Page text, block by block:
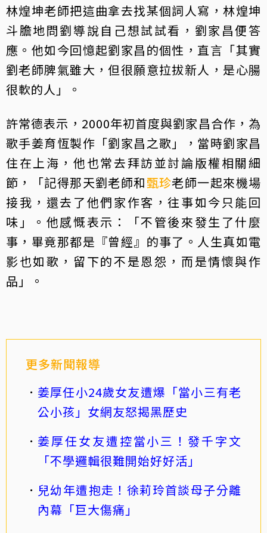
林煌坤老師把這曲拿去找某個詞人寫，林煌坤
斗膽地問劉導說自己想試試看，劉家昌便答
應。他如今回憶起劉家昌的個性，直言「其實
劉老師脾氣雖大，但很願意拉拔新人，是心腸
很軟的人」。
許常德表示，2000年初首度與劉家昌合作，為
歌手姜育恆製作「劉家昌之歌」，當時劉家昌
住在上海，他也常去拜訪並討論版權相關細
節，「記得那天劉老師和甄珍老師一起來機場
接我，還去了他們家作客，往事如今只能回
味」。他感慨表示：「不管後來發生了什麼
事，畢竟那都是『曾經』的事了。人生真如電
影也如歌，留下的不是恩怨，而是情懷與作
品」。
更多新聞報導
姜厚任小24歲女友遭爆「當小三有老
公小孩」女網友怒揭黑歷史
姜厚任女友遭控當小三！發千字文
「不學邏輯很難開始好好活」
兒幼年遭抱走！徐莉玲首談母子分離
內幕「巨大傷痛」